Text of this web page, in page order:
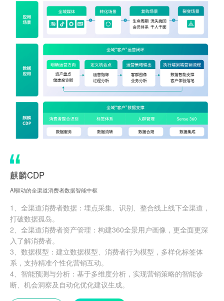
麒麟CDP
AI驱动的全渠道消费者数据智能中枢
1、全渠道消费者数据：埋点采集、识别、整合线上线下全渠道，
打破数据孤岛。
2、全渠道消费者资产管理：构建360全景用户画像，更全面更深
入了解消费者。
3、数据模型：建立数据模型、消费者行为模型，多样化标签体
系，支持精准个性化营销互动。
4、‌智能预测与分析：基于多维度分析，实现营销策略的智能诊
断、机会洞察及自动化优化建议生成。